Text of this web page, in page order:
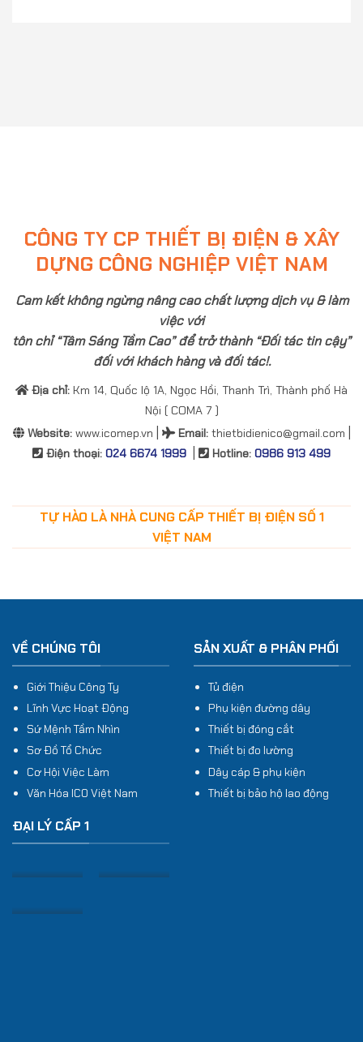
CÔNG TY CP THIẾT BỊ ĐIỆN & XÂY
DỰNG CÔNG NGHIỆP VIỆT NAM
Cam kết không ngừng nâng cao chất lượng dịch vụ & làm
việc với
tôn chỉ “Tâm Sáng Tầm Cao” để trở thành “Đối tác tin cậy”
đối với khách hàng và đối tác!.
Địa chỉ: Km 14, Quốc lộ 1A, Ngọc Hồi, Thanh Trì, Thành phố Hà
Nội ( COMA 7 )
Website:www.icomep.vn Email:thietbidienico@gmail.com
Điện thoại: 024 6674 1999 Hotline: 0986 913 499
TỰ HÀO LÀ NHÀ CUNG CẤP THIẾT BỊ ĐIỆN SỐ 1
VIỆT NAM
VỀ CHÚNG TÔI
Giới Thiệu Công Ty
Lĩnh Vực Hoạt Động
Sứ Mệnh Tầm Nhìn
Sơ Đồ Tổ Chức
Cơ Hội Việc Làm
Văn Hóa ICO Việt Nam
SẢN XUẤT & PHÂN PHỐI
Tủ điện
Phụ kiện đường dây
Thiết bị đóng cắt
Thiết bị đo lường
Dây cáp & phụ kiện
Thiết bị bảo hộ lao động
ĐẠI LÝ CẤP 1